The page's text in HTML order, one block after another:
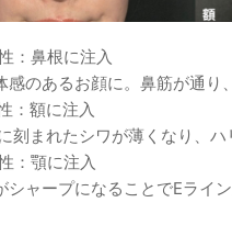
：鼻根に注入
のあるお顔に。鼻筋が通り
：額に注入
まれたシワが薄くなり、ハ
：顎に注入
ャープになることでEライン